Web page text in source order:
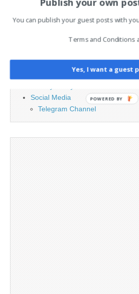
PAGES
Opt-out preferences
Social Media
Telegram Channel
You can publish your guest posts with
Terms and Conditions
Yes, I want a guest
POWERED BY